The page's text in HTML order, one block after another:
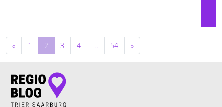
Beitragsnavigation
« 1 2 3 4 … 54 »